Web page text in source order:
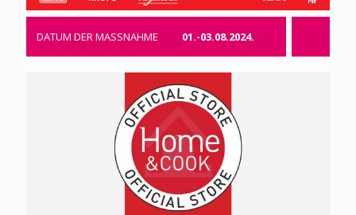
DATUM DER MASSNAHME 01.-03.08.2024.